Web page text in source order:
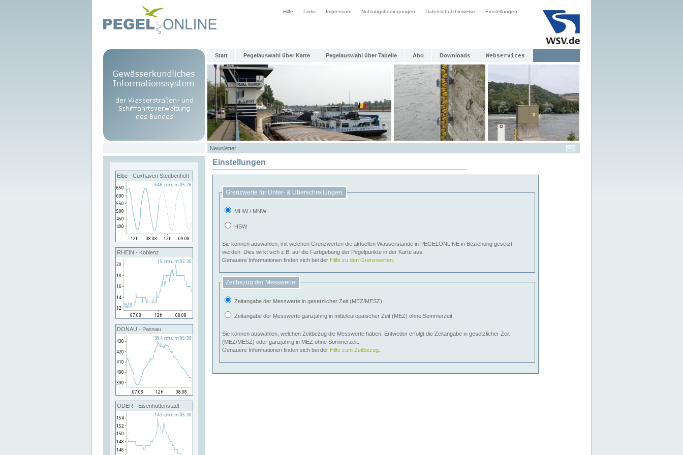
Hilfe Links Impressum Nutzungsbedingungen Datenschutzhinweise Einstellungen
Start Pegelauswahl über Karte Pegelauswahl über Tabelle Abo Downloads Webservices
Newsletter
Elbe - Cuxhaven Steubenhöft
RHEIN - Koblenz
DONAU - Passau
ODER - Eisenhüttenstadt
Einstellungen
Grenzwerte für Unter- & Überschreitungen:
MHW / MNW
HSW
Sie können auswählen, mit welchen Grenzwerten die aktuellen Wasserstände in PEGELONLINE in Beziehung gesetzt
werden. Dies wirkt sich z.B. auf die Farbgebung der Pegelpunkte in der Karte aus.
Genauere Informationen finden sich bei der Hilfe zu den Grenzwerten
Zeitbezug der Messwerte:
Zeitangabe der Messwerte in gesetzlicher Zeit (MEZ/MESZ)
Zeitangabe der Messwerte ganzjährig in mitteleuropäischer Zeit (MEZ) ohne Sommerzeit
Sie können auswählen, welchen Zeitbezug die Messwerte haben. Entweder erfolgt die Zeitangabe in gesetzlicher Zeit
(MEZ/MESZ) oder ganzjährig in MEZ ohne Sommerzeit.
Genauere Informationen finden sich bei der Hilfe zum Zeitbezug